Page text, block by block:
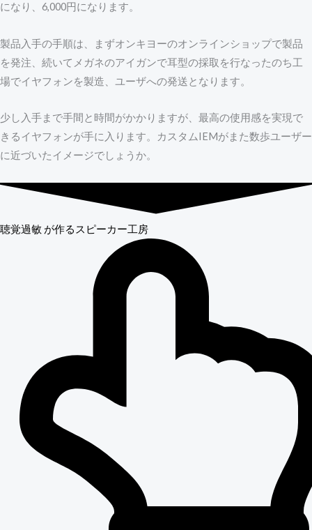
になり、6,000円になります。
製品入手の手順は、まずオンキヨーのオンラインショップで製品
を発注、続いてメガネのアイガンで耳型の採取を行なったのち工
場でイヤフォンを製造、ユーザへの発送となります。
少し入手まで手間と時間がかかりますが、最高の使用感を実現で
きるイヤフォンが手に入ります。カスタムIEMがまた数歩ユーザー
に近づいたイメージでしょうか。
聴覚過敏 が作るスピーカー工房